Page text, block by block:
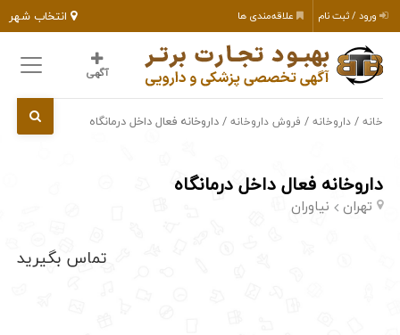
انتخاب شهر ورود / ثبت نام علاقه‌مندی ها
آگهی
خانه /داروخانه / فروش داروخانه / داروخانه فعال داخل درمانگاه
داروخانه فعال داخل درمانگاه
تهران نیاوران
تماس بگیرید